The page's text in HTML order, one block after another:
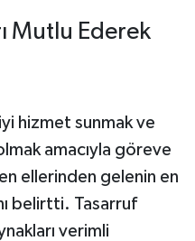
Mutlu Ederek
hizmet sunmak ve
amacıyla göreve
ellerinden gelenin en
belirtti. Tasarruf
verimli